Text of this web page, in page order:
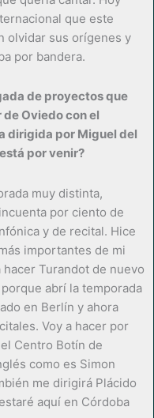
que este
olvidar sus orígenes y
por bandera.
de proyectos que
Oviedo con el
dirigida por Miguel del
por venir?
muy distinta,
por ciento de
y de recital. Hice
importantes de mi
Turandot de nuevo
abrí la temporada
en Berlín y ahora
Voy a hacer por
Centro Botín de
como es Simon
me dirigirá Plácido
aquí en Córdoba